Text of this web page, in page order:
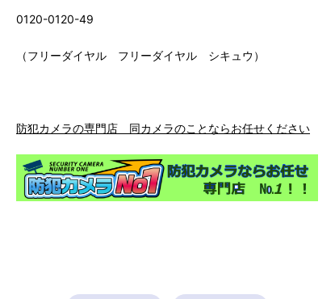
0120-0120-49
（フリーダイヤル フリーダイヤル シキュウ）
防犯カメラの専門店 同カメラのことならお任せください